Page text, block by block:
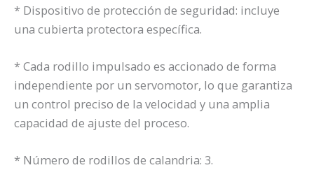
* Dispositivo de protección de seguridad: incluye
una cubierta protectora específica.
* Cada rodillo impulsado es accionado de forma
independiente por un servomotor, lo que garantiza
un control preciso de la velocidad y una amplia
capacidad de ajuste del proceso.
* Número de rodillos de calandria: 3.